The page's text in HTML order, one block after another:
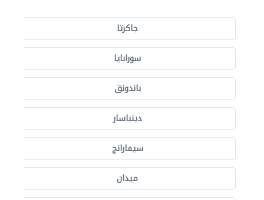
جاكرتا
سورابايا
باندونق
دينباسار
سيمارانج
ميدان